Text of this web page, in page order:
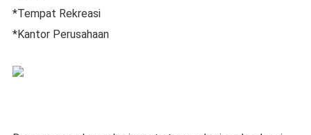
*Tempat Rekreasi
*Kantor Perusahaan